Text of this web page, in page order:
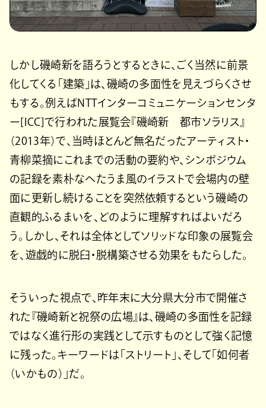
しかし磯崎新を語ろうとするときに、ごく当然に前景
化してくる「建築」は、磯崎の多面性を見えづらくさせ
もする。例えばNTTインターコミュニケーションセンタ
ー[ICC]で行われた展覧会『磯崎新 都市ソラリス』
（2013年）で、当時ほとんど無名だったアーティスト・
青柳菜摘にこれまでの活動の要約や、シンポジウム
の記録を素朴なへたうま風のイラストで会場内の壁
面に更新し続けることを突然依頼するという磯崎の
直観的ふるまいを、どのように理解すればよいだろ
う。しかし、それは全体としてソリッドな印象の展覧会
を、遊戯的に脱臼・脱構築させる効果をもたらした。
そういった視点で、昨年末に大分県大分市で開催さ
れた『磯崎新と祝祭の広場』は、磯崎の多面性を記録
ではなく進行形の実践として示すものとして強く記憶
に残った。キーワードは「ストリート」、そして「如何者
（いかもの）」だ。